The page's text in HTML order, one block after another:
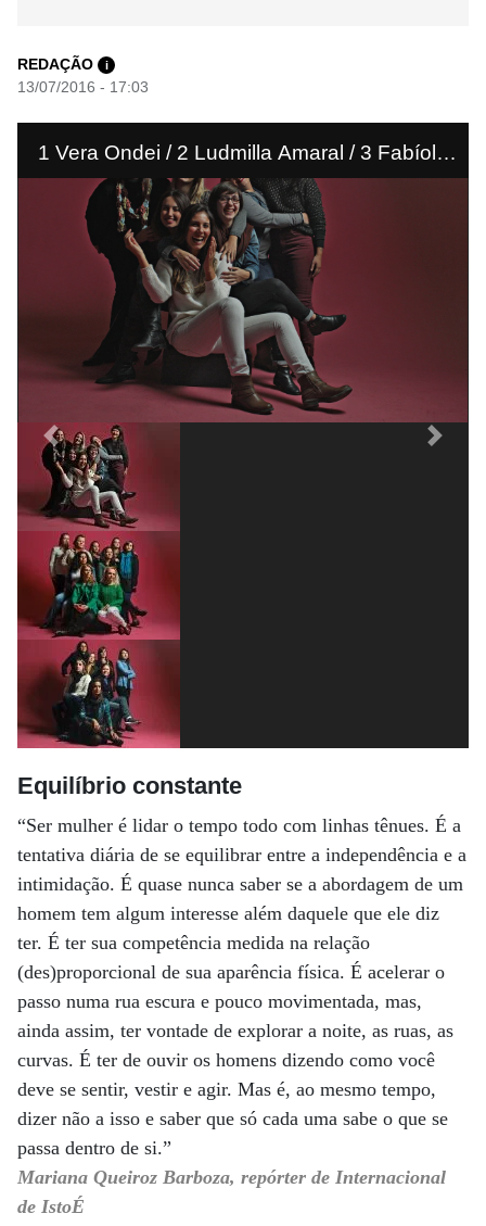
REDAÇÃO i
13/07/2016 - 17:03
1 Vera Ondei / 2 Ludmilla Amaral / 3 Fabíola
Perez / 4 Letícia Liñeira / 5 Gabriela Araújo / 6
Kareen Sayuri / 7 Mariana Barboza
Previous Next
Equilíbrio constante
“Ser mulher é lidar o tempo todo com linhas tênues. É a
tentativa diária de se equilibrar entre a independência e a
intimidação. É quase nunca saber se a abordagem de um
homem tem algum interesse além daquele que ele diz
ter. É ter sua competência medida na relação
(des)proporcional de sua aparência física. É acelerar o
passo numa rua escura e pouco movimentada, mas,
ainda assim, ter vontade de explorar a noite, as ruas, as
curvas. É ter de ouvir os homens dizendo como você
deve se sentir, vestir e agir. Mas é, ao mesmo tempo,
dizer não a isso e saber que só cada uma sabe o que se
passa dentro de si.”
Mariana Queiroz Barboza, repórter de Internacional
de IstoÉ